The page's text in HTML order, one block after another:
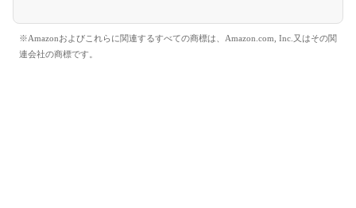
※Amazonおよびこれらに関連するすべての商標は、Amazon.com, Inc.又はその関
連会社の商標です。